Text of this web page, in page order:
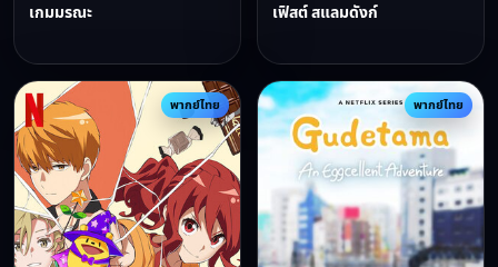
เกมมรณะ
เฟิสต์ สแลมดังก์
พากย์ไทย พากย์ไทย